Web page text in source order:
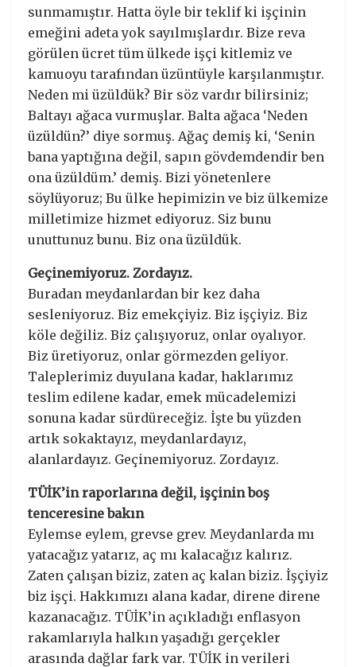
sunmamıştır. Hatta öyle bir teklif ki işçinin
emeğini adeta yok sayılmışlardır. Bize reva
görülen ücret tüm ülkede işçi kitlemiz ve
kamuoyu tarafından üzüntüyle karşılanmıştır.
Neden mi üzüldük? Bir söz vardır bilirsiniz;
Baltayı ağaca vurmuşlar. Balta ağaca ‘Neden
üzüldün?’ diye sormuş. Ağaç demiş ki, ‘Senin
bana yaptığına değil, sapın gövdemdendir ben
ona üzüldüm.’ demiş. Bizi yönetenlere
söylüyoruz; Bu ülke hepimizin ve biz ülkemize
milletimize hizmet ediyoruz. Siz bunu
unuttunuz bunu. Biz ona üzüldük.
Geçinemiyoruz. Zordayız.
Buradan meydanlardan bir kez daha
sesleniyoruz. Biz emekçiyiz. Biz işçiyiz. Biz
köle değiliz. Biz çalışıyoruz, onlar oyalıyor.
Biz üretiyoruz, onlar görmezden geliyor.
Taleplerimiz duyulana kadar, haklarımız
teslim edilene kadar, emek mücadelemizi
sonuna kadar sürdüreceğiz. İşte bu yüzden
artık sokaktayız, meydanlardayız,
alanlardayız. Geçinemiyoruz. Zordayız.
TÜİK’in raporlarına değil, işçinin boş
tenceresine bakın
Eylemse eylem, grevse grev. Meydanlarda mı
yatacağız yatarız, aç mı kalacağız kalırız.
Zaten çalışan biziz, zaten aç kalan biziz. İşçiyiz
biz işçi. Hakkımızı alana kadar, direne direne
kazanacağız. TÜİK’in açıkladığı enflasyon
rakamlarıyla halkın yaşadığı gerçekler
arasında dağlar fark var. TÜİK in verileri